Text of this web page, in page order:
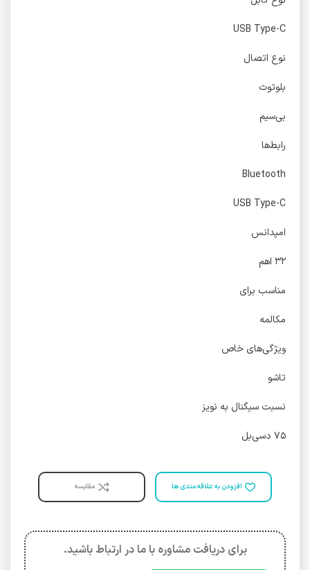
USB Type-C
نوع اتصال
بلوتوث
بی‌سیم
رابط‌ها
Bluetooth
USB Type-C
امپدانس
۳۲ اهم
مناسب برای
مکالمه
ویژگی‌های خاص
تاشو
نسبت سیگنال به نویز
۷۵ دسی‌بل
افزودن به علاقه مندی ها مقایسه
برای دریافت مشاوره با ما در ارتباط باشید.